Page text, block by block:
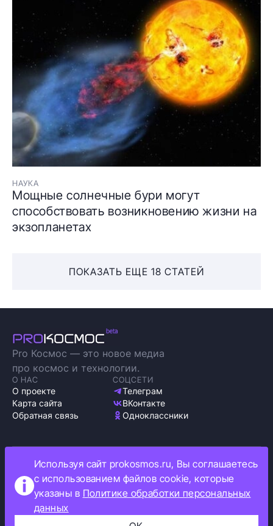
НАУКА
Мощные солнечные бури могут
способствовать возникновению жизни на
экзопланетах
ПОКАЗАТЬ ЕЩЕ 18 СТАТЕЙ
Pro Космос — это новое медиа
про космос и технологии.
О НАС
О проекте
Карта сайта
Обратная связь
СОЦСЕТИ
Телеграм
ВКонтакте
Одноклассники
Политика обработки персональных данных
Как мы используем cookie
Информация об ограничениях
Используя сайт prokosmos.ru, Вы соглашаетесь
с использованием файлов cookie, которые
указаны в Политике обработки персональных
данных